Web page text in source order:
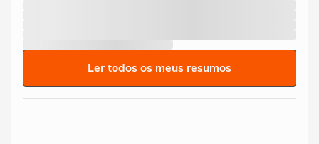
Ler todos os meus resumos